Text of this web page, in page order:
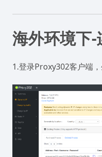
海外环境下-
1.登录Proxy302客户端，